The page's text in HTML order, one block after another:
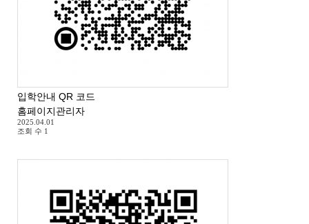
입학안내 QR 코드
홈페이지관리자
2025.04.01
조회 수 1